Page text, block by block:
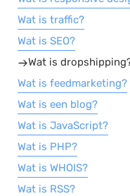
Wat is traffic?
Wat is SEO?
Wat is
Wat is feedmarketing?
Wat is een blog?
Wat is JavaScript?
Wat is PHP?
Wat is WHOIS?
Wat is RSS?